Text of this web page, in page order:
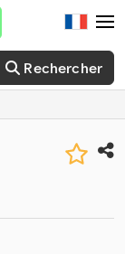
Rechercher